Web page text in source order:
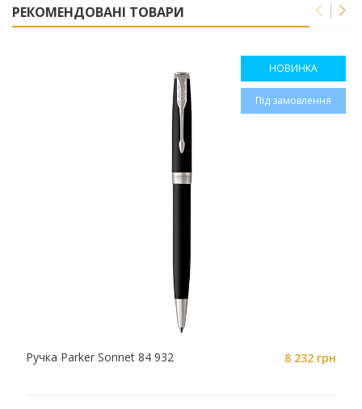
РЕКОМЕНДОВАНІ ТОВАРИ
НОВИНКА
Під замовлення
Ручка Parker Sonnet 84 932 8 232 грн